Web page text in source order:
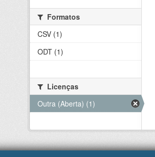
Formatos
CSV (1)
ODT (1)
Licenças
Outra (Aberta) (1)